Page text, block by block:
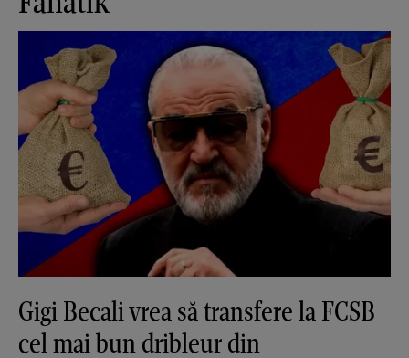
Gigi Becali vrea să transfere la FCSB
cel mai bun dribleur din